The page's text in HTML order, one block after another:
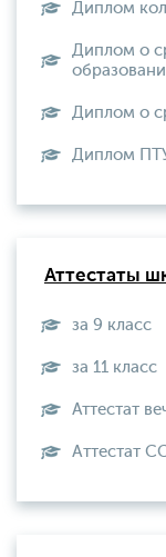
Диплом
Диплом о
Диплом о
Диплом
Аттестаты
за 9 класс
за 11 класс
Аттестат
Aттестат